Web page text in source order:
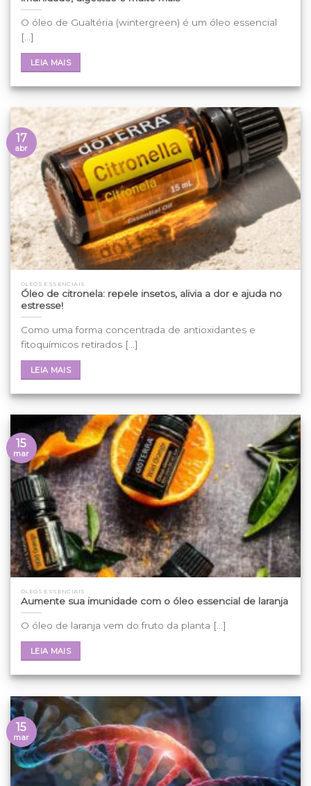
O óleo de Gualtéria (wintergreen) é um óleo essencial
[...]
LEIA MAIS
ÓLEOS ESSENCIAIS
Óleo de citronela: repele insetos, alivia a dor e ajuda no
estresse!
Como uma forma concentrada de antioxidantes e
fitoquímicos retirados [...]
LEIA MAIS
17
abr
ÓLEOS ESSENCIAIS
Aumente sua imunidade com o óleo essencial de laranja
O óleo de laranja vem do fruto da planta [...]
LEIA MAIS
15
mar
15
mar